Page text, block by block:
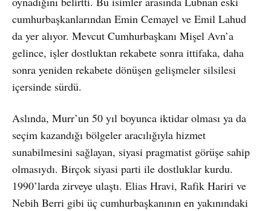
cumhurbaşkanlarından Emin Cemayel ve Emil Lahud
da yer alıyor. Mevcut Cumhurbaşkanı Mişel Avn’a
gelince, işler dostluktan rekabete sonra ittifaka, daha
sonra yeniden rekabete dönüşen gelişmeler silsilesi
içersinde sürdü.
Aslında, Murr’un 50 yıl boyunca iktidar olması ya da
seçim kazandığı bölgeler aracılığıyla hizmet
sunabilmesini sağlayan, siyasi pragmatist görüşe sahip
olmasıydı. Birçok siyasi parti ile dostluklar kurdu.
1990’larda zirveye ulaştı. Elias Hravi, Rafik Hariri ve
Nebih Berri gibi üç cumhurbaşkanının en yakınındaki